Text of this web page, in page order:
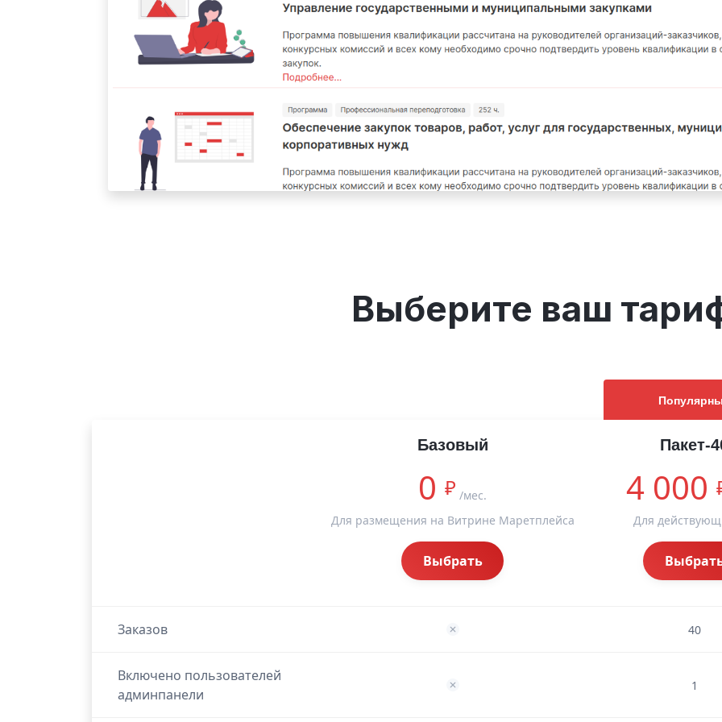
Выберите ваш
Базовый
0 ₽ /мес.
Для размещения на Витрине Маретплейса
Выбрать
Пакет-
4 000
Для
Заказов 40
Включено пользователей
админпанели
1